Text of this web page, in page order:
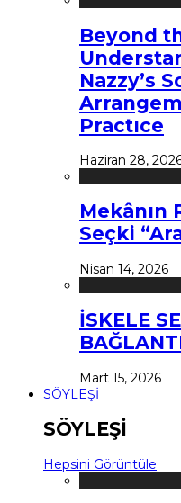
Beyond
Nazzy’s
Practıce
Haziran 28,
Mekânın
Seçki
Nisan 14, 2026
İSKELE
Mart 15, 2026
SÖYLEŞİ
SÖYLEŞİ
Hepsini Görüntüle